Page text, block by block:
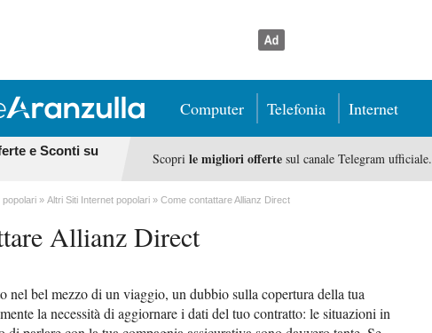
Computer Telefonia Internet
e Sconti su
Scopri le migliori offertesul canale Telegram ufficiale.
popolari Altri Siti Internet popolari Come contattare Allianz Direct
Allianz Direct
nel bel mezzo di un viaggio, un dubbio sulla copertura della tua
la necessità di aggiornare i dati del tuo contratto: le situazioni in